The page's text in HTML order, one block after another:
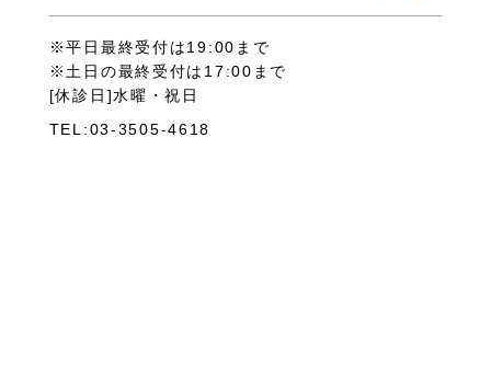
※平日最終受付は19:00まで
※土日の最終受付は17:00まで
[休診日]水曜・祝日
TEL:03-3505-4618